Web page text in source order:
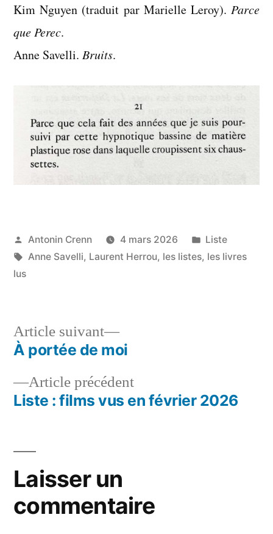
février
Kim Nguyen (traduit par Marielle Leroy). Parce
que Perec.
Anne Savelli. Bruits.
Publié
par
Antonin Crenn 4 mars 2026
Publié
dans
Liste
Étiquettes :
Anne Savelli, Laurent Herrou, les listes, les livres
lus
Navigation
deArticle précédentArticle
précédent :
Liste : films vus en février 2026
Article suivant
Article
suivant :
À portée de moi
Laisser un
commentaire